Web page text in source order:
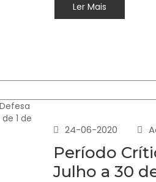
Ler Mais
24-06-2020
Período
Julho a 30